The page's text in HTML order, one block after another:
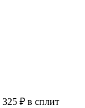
325 ₽ в сплит